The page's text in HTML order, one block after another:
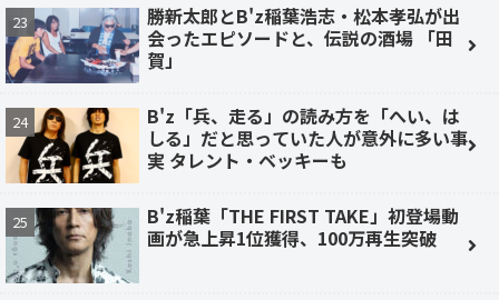
勝新太郎とB'z稲葉浩志・松本孝弘が出
会ったエピソードと、伝説の酒場 「田
賀」
B'z「兵、走る」の読み方を「へい、は
しる」だと思っていた人が意外に多い事
実 タレント・ベッキーも
B'z稲葉「THE FIRST TAKE」初登場動
画が急上昇1位獲得、100万再生突破